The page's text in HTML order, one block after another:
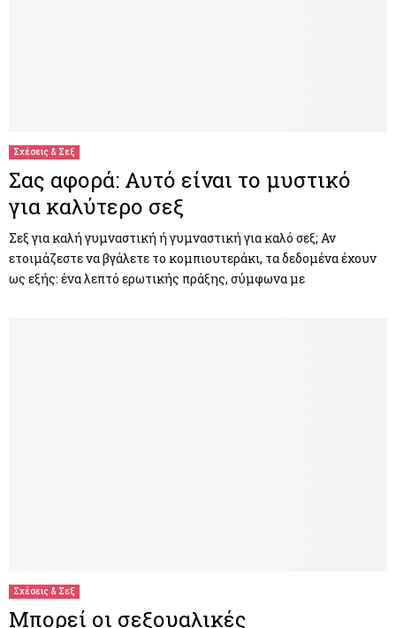
Σχέσεις & Σεξ
Σας αφορά: Αυτό είναι το μυστικό
για καλύτερο σεξ
Σεξ για καλή γυμναστική ή γυμναστική για καλό σεξ; Αν
ετοιμάζεστε να βγάλετε το κομπιουτεράκι, τα δεδομένα έχουν
ως εξής: ένα λεπτό ερωτικής πράξης, σύμφωνα με
Σχέσεις & Σεξ
Μπορεί οι σεξουαλικές